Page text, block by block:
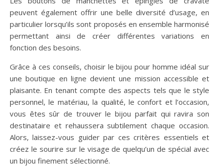
peuvent également offrir une belle diversité d’usage, en
particulier lorsqu’ils sont proposés en ensemble harmonisé
permettant ainsi de créer différentes variations en
fonction des besoins.
Grâce à ces conseils, choisir le bijou pour homme idéal sur
une boutique en ligne devient une mission accessible et
plaisante. En tenant compte des aspects tels que le style
personnel, le matériau, la qualité, le confort et l’occasion,
vous êtes sûr de trouver le bijou parfait qui ravira son
destinataire et rehaussera subtilement chaque occasion.
Alors, laissez-vous guider par ces critères essentiels et
créez le sourire sur le visage de quelqu’un de spécial avec
un bijou finement sélectionné.